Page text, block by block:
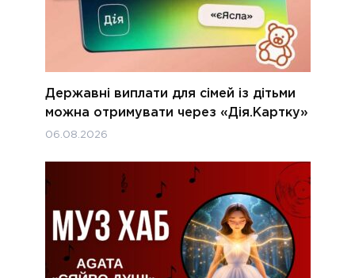
Державні виплати для сімей із дітьми
можна отримувати через «Дія.Картку»
06.08.2026